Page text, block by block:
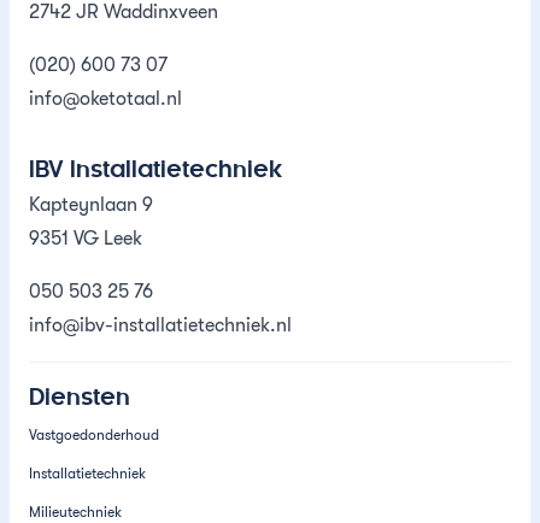
2742 JR Waddinxveen
(020) 600 73 07
info@oketotaal.nl
IBV Installatietechniek
Kapteynlaan 9
9351 VG Leek
050 503 25 76
info@ibv-installatietechniek.nl
Diensten
Vastgoedonderhoud
Installatietechniek
Milieutechniek